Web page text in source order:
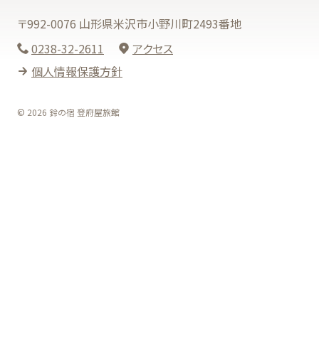
〒992-0076 山形県米沢市小野川町2493番地
0238-32-2611
アクセス
個人情報保護方針
© 2026 鈴の宿 登府屋旅館